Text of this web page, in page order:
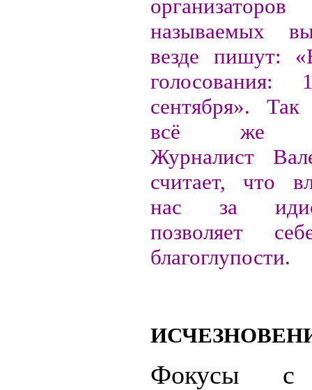
называемых
везде пишут:
сентября».
всё же
Журналист
считает, что
нас за
позволяет
благоглупости.
Фокусы с